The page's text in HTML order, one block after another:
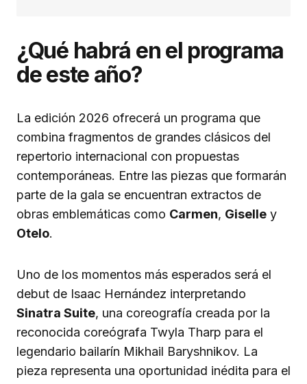
¿Qué habrá en el programa
de este año?
La edición 2026 ofrecerá un programa que
combina fragmentos de grandes clásicos del
repertorio internacional con propuestas
contemporáneas. Entre las piezas que formarán
parte de la gala se encuentran extractos de
obras emblemáticas como Carmen, Giselle y
Otelo.
Uno de los momentos más esperados será el
debut de Isaac Hernández interpretando
Sinatra Suite, una coreografía creada por la
reconocida coreógrafa Twyla Tharp para el
legendario bailarín Mikhail Baryshnikov. La
pieza representa una oportunidad inédita para el